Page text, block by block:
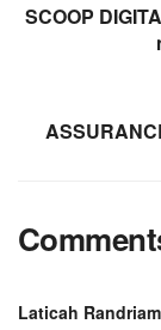
SCOOP
Laticah